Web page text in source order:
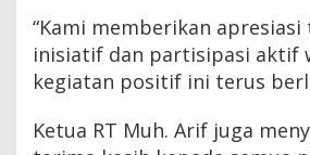
“Kami memberikan
inisiatif dan partisipasi aktif
kegiatan positif ini terus
Ketua RT Muh. Arif juga